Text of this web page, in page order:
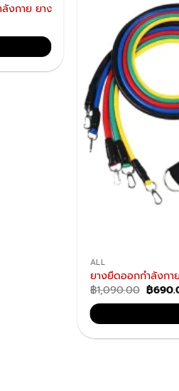
กาย ยางยึดดึงข้อ สร้างกล้าม
ALL
ยางยืดออกกำลังกา
฿1,090.00
price
฿